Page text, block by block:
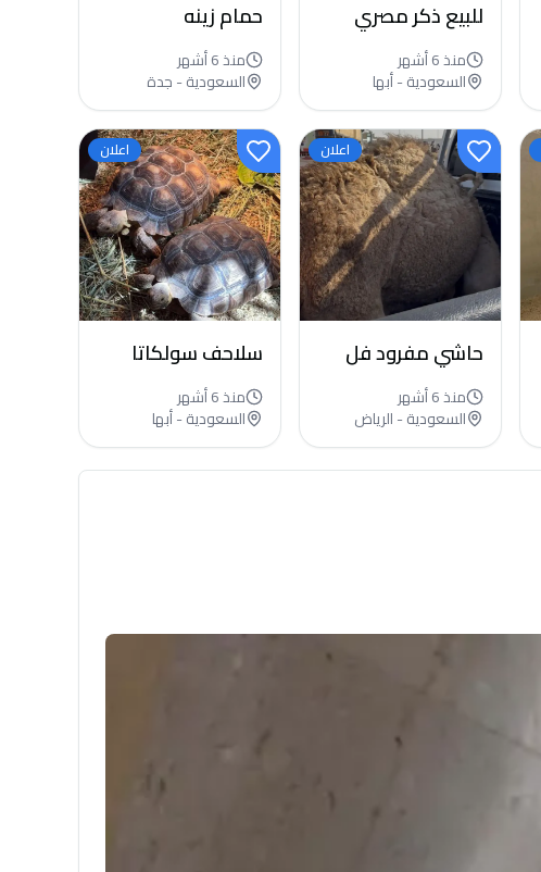
للبيع ذكر مصري
مالطي
منذ 6 أشهر
السعودية - أبها
حمام زينه
منذ 6 أشهر
السعودية - جدة
اعلان
حاشي مفرود فل
شحم الموقع
الخرج الرحمانية
منذ 6 أشهر
السعودية - الرياض
اعلان
سلاحف سولكاتا
منذ 6 أشهر
السعودية - أبها